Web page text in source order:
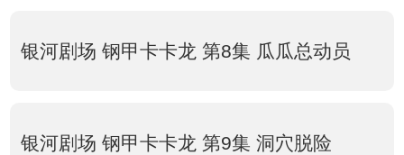
银河剧场 钢甲卡卡龙 第8集 瓜瓜总动员
银河剧场 钢甲卡卡龙 第9集 洞穴脱险